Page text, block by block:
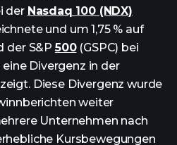
der Nasdaq 100 (NDX)
und um 1,75 % auf
der S&P500(GSPC) bei
Divergenz in der
Diese Divergenz wurde
weiter
Unternehmen nach
Kursbewegungen